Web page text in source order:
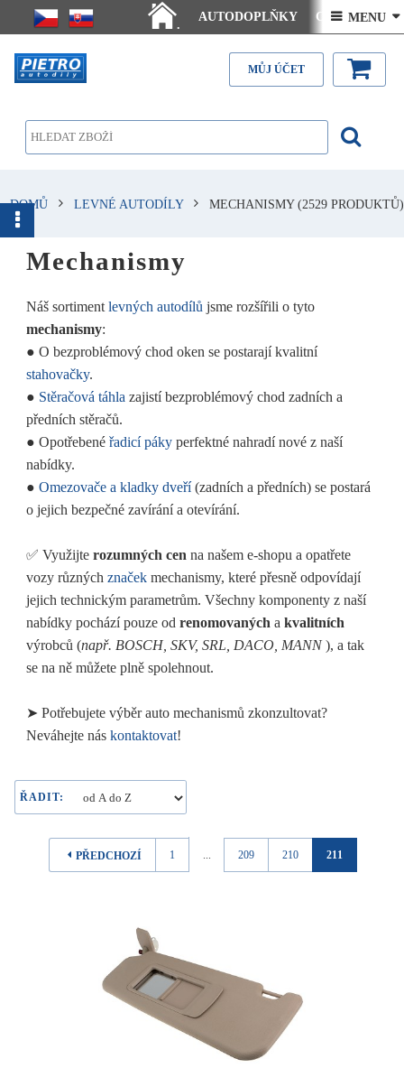
.
AUTODOPLŇKY Ceny doručení
Články - návody Kontakt
 MENU 
MŮJ ÚČET
DOMŮ LEVNÉ AUTODÍLY MECHANISMY(2529 PRODUKTŮ)
Mechanismy
Náš sortiment levných autodílů jsme rozšířili o tyto
mechanismy:
● O bezproblémový chod oken se postarají kvalitní
stahovačky.
● Stěračová táhla zajistí bezproblémový chod zadních a
předních stěračů.
● Opotřebené řadicí pákyperfektné nahradí nové z naší
nabídky.
● Omezovače a kladky dveří(zadních a předních) se postará
o jejich bezpečné zavírání a otevírání.
✅ Využijte rozumných cen na našem e-shopu a opatřete
vozy různých značek mechanismy, které přesně odpovídají
jejich technickým parametrům. Všechny komponenty z naší
nabídky pochází pouze od renomovaných a kvalitních
výrobců (např. BOSCH, SKV, SRL, DACO, MANN), a tak
se na ně můžete plně spolehnout.
➤ Potřebujete výběr auto mechanismů zkonzultovat?
Neváhejte nás kontaktovat!
ŘADIT:
PŘEDCHOZÍ 1 ... 209 210 211